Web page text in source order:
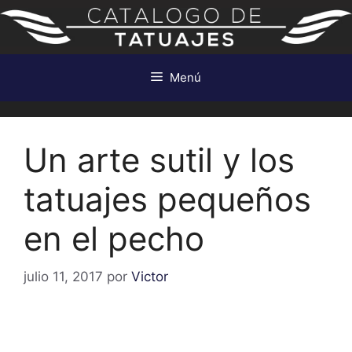
Saltar
contenido
Menú
Un arte sutil y los
tatuajes pequeños
en el pecho
julio 11, 2017 por Victor